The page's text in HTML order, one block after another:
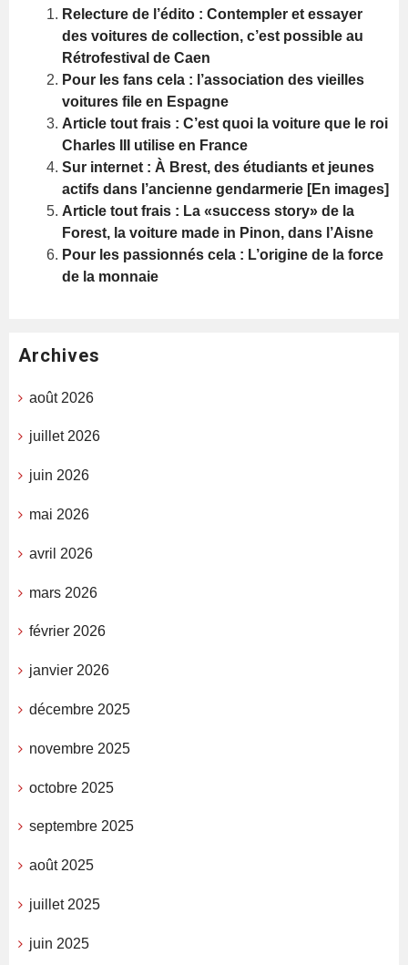
Relecture de l’édito : Contempler et essayer
des voitures de collection, c’est possible au
Rétrofestival de Caen
Pour les fans cela : l’association des vieilles
voitures file en Espagne
Article tout frais : C’est quoi la voiture que le roi
Charles III utilise en France
Sur internet : À Brest, des étudiants et jeunes
actifs dans l’ancienne gendarmerie [En images]
Article tout frais : La «success story» de la
Forest, la voiture made in Pinon, dans l’Aisne
Pour les passionnés cela : L’origine de la force
de la monnaie
Archives
août 2026
juillet 2026
juin 2026
mai 2026
avril 2026
mars 2026
février 2026
janvier 2026
décembre 2025
novembre 2025
octobre 2025
septembre 2025
août 2025
juillet 2025
juin 2025